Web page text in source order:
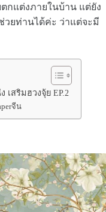
กแต่งภายในบ้าน แต่ยัง
วยท่านได้ค่ะ ว่าแต่จะมี
เสริมฮวงจุ้ย EP.2
จีน